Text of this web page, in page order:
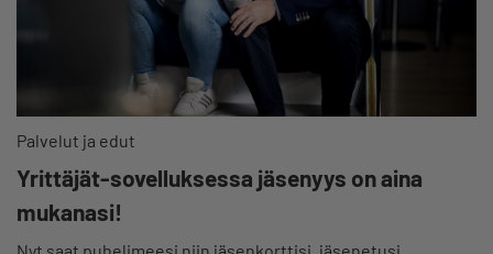
Palvelut ja edut
Yrittäjät-sovelluksessa jäsenyys on aina
mukanasi!
Nyt saat puhelimeesi niin jäsenkorttisi, jäsenetusi,